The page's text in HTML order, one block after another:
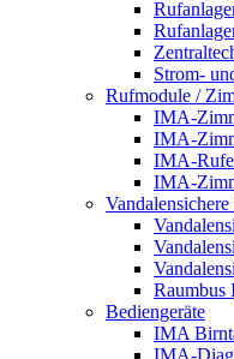
Strom-
Rufmodule /
IMA-
IMA-
IMA-
IMA-
Raumbus
Bediengeräte
IMA
IMA-